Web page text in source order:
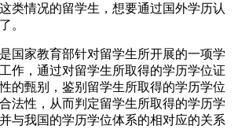
类情况的留学生，想要通过国外学历认
。
国家教育部针对留学生所开展的一项学
作，通过对留学生所取得的学历学位证
的甄别，鉴别留学生所取得的学历学位
法性，从而判定留学生所取得的学历学
与我国的学历学位体系的相对应的关系